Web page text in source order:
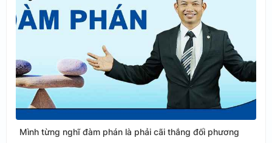
Mình từng nghĩ đàm phán là phải cãi thắng đối phương